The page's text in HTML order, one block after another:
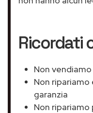
Ricordati
Non
Non
garanzia
Non